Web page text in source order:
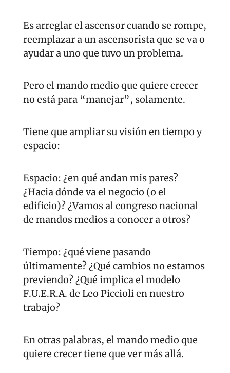
Es arreglar el ascensor cuando se rompe,
reemplazar a un ascensorista que se va o
ayudar a uno que tuvo un problema.
Pero el mando medio que quiere crecer
no está para “manejar”, solamente.
Tiene que ampliar su visión en tiempo y
espacio:
Espacio: ¿en qué andan mis pares?
¿Hacia dónde va el negocio (o el
edificio)? ¿Vamos al congreso nacional
de mandos medios a conocer a otros?
Tiempo: ¿qué viene pasando
últimamente? ¿Qué cambios no estamos
previendo? ¿Qué implica el modelo
F.U.E.R.A. de Leo Piccioli en nuestro
trabajo?
En otras palabras, el mando medio que
quiere crecer tiene que ver más allá.